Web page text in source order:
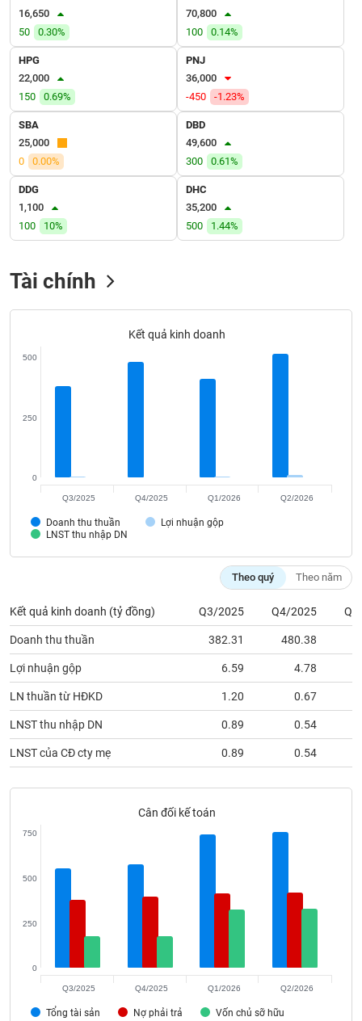
16,650
50
0.30%
70,800
100
0.14%
HPG
22,000
150
0.69%
PNJ
36,000
-450
-1.23%
SBA
25,000
0
0.00%
DBD
49,600
300
0.61%
DDG
1,100
100
10%
DHC
35,200
500
1.44%
Tài chính
Kết quả kinh doanh
Doanh thu thuần
Lợi nhuận gộp
LNST thu nhập DN
0
250
500
Q3/2025 Q4/2025 Q1/2026 Q2/2026
Theo quý Theo năm
Kết quả kinh doanh (tỷ đồng) Q3/2025 Q4/2025
Doanh thu thuần 382.31 480.38
Lợi nhuận gộp 6.59 4.78
LN thuần từ HĐKD 1.20 0.67
LNST thu nhập DN 0.89 0.54
LNST của CĐ cty mẹ 0.89 0.54
Cân đối kế toán
Tổng tài sản Nợ phải trả Vốn chủ sỡ hữu
0
250
500
750
Q3/2025 Q4/2025 Q1/2026 Q2/2026
TRUYỀN
THÔNG
TIỆN
ÍCH
BẤT
ĐỘNG
chứng
Cổ phiếu
đạo
tức
của
tác
giả
(-)
Báo
cáo
phân
(-)
(-)
Dịch